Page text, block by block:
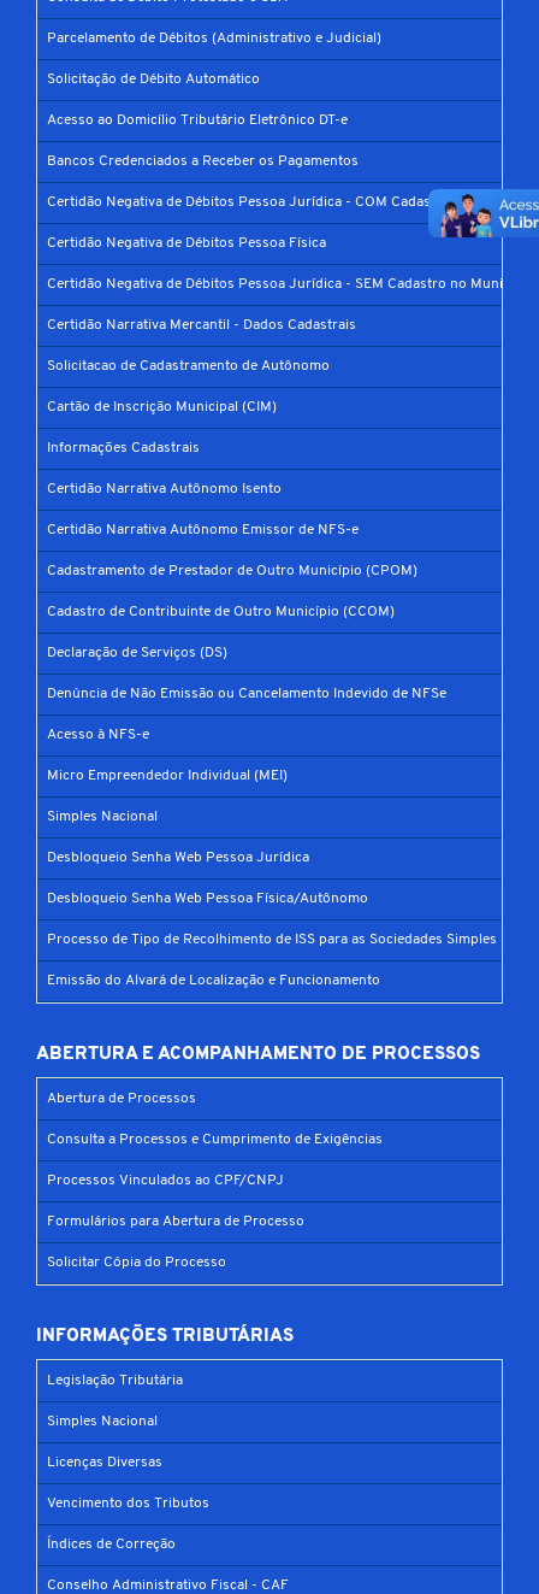
Parcelamento de Débitos (Administrativo e Judicial)
Solicitação de Débito Automático
Acesso ao Domicílio Tributário Eletrônico DT-e
Bancos Credenciados a Receber os Pagamentos
Certidão Negativa de Débitos Pessoa Jurídica - COM Cadastro no Município
Certidão Negativa de Débitos Pessoa Física
Certidão Negativa de Débitos Pessoa Jurídica - SEM Cadastro no Município
Certidão Narrativa Mercantil - Dados Cadastrais
Solicitacao de Cadastramento de Autônomo
Cartão de Inscrição Municipal (CIM)
Informações Cadastrais
Certidão Narrativa Autônomo Isento
Certidão Narrativa Autônomo Emissor de NFS-e
Cadastramento de Prestador de Outro Município (CPOM)
Cadastro de Contribuinte de Outro Município (CCOM)
Declaração de Serviços (DS)
Denúncia de Não Emissão ou Cancelamento Indevido de NFSe
Acesso à NFS-e
Micro Empreendedor Individual (MEI)
Simples Nacional
Desbloqueio Senha Web Pessoa Jurídica
Desbloqueio Senha Web Pessoa Física/Autônomo
Processo de Tipo de Recolhimento de ISS para as Sociedades Simples
Emissão do Alvará de Localização e Funcionamento
ABERTURA E ACOMPANHAMENTO DE PROCESSOS
Abertura de Processos
Consulta a Processos e Cumprimento de Exigências
Processos Vinculados ao CPF/CNPJ
Formulários para Abertura de Processo
Solicitar Cópia do Processo
INFORMAÇÕES TRIBUTÁRIAS
Legislação Tributária
Simples Nacional
Licenças Diversas
Vencimento dos Tributos
Índices de Correção
Conselho Administrativo Fiscal - CAF